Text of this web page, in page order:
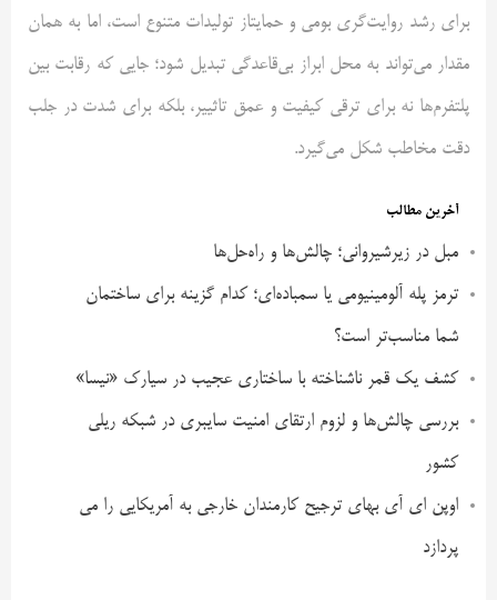
برای رشد روایت‌گری بومی و حمایتاز تولیدات متنوع است، اما به همان
مقدار می‌تواند به محل ابراز بی‌قاعدگی تبدیل شود؛ جایی که رقابت بین
پلتفرم‌ها نه برای ترقی کیفیت و عمق تاثییر، بلکه برای شدت در جلب
دقت مخاطب شکل می‌گیرد.
آخرین مطالب
مبل در زیرشیروانی؛ چالش‌ها و راه‌حل‌ها
ترمز پله آلومینیومی یا سمباده‌ای؛ کدام گزینه برای ساختمان
شما مناسب‌تر است؟
کشف یک قمر ناشناخته با ساختاری عجیب در سیارک «نیسا»
بررسی چالش‌ها و لزوم ارتقای امنیت سایبری در شبکه ریلی
کشور
اوپن ای آی بهای ترجیح کارمندان خارجی به آمریکایی را می
پردازد